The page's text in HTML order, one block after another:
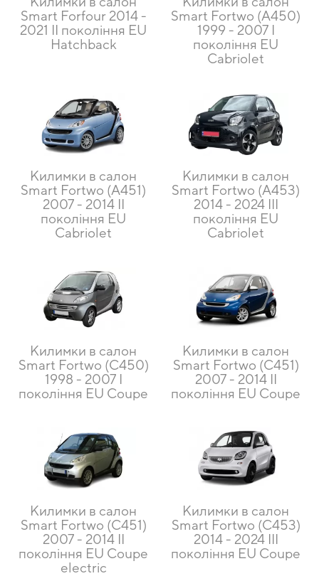
Smart Forfour 2014 -
2021 II покоління EU
Hatchback
Smart Fortwo (A450)
1999 - 2007 I
покоління EU
Cabriolet
Килимки в салон
Smart Fortwo (A451)
2007 - 2014 II
покоління EU
Cabriolet
Килимки в салон
Smart Fortwo (A453)
2014 - 2024 III
покоління EU
Cabriolet
Килимки в салон
Smart Fortwo (C450)
1998 - 2007 I
покоління EU Coupe
Килимки в салон
Smart Fortwo (C451)
2007 - 2014 II
покоління EU Coupe
Килимки в салон
Smart Fortwo (C451)
2007 - 2014 II
покоління EU Coupe
electric
Килимки в салон
Smart Fortwo (C453)
2014 - 2024 III
покоління EU Coupe